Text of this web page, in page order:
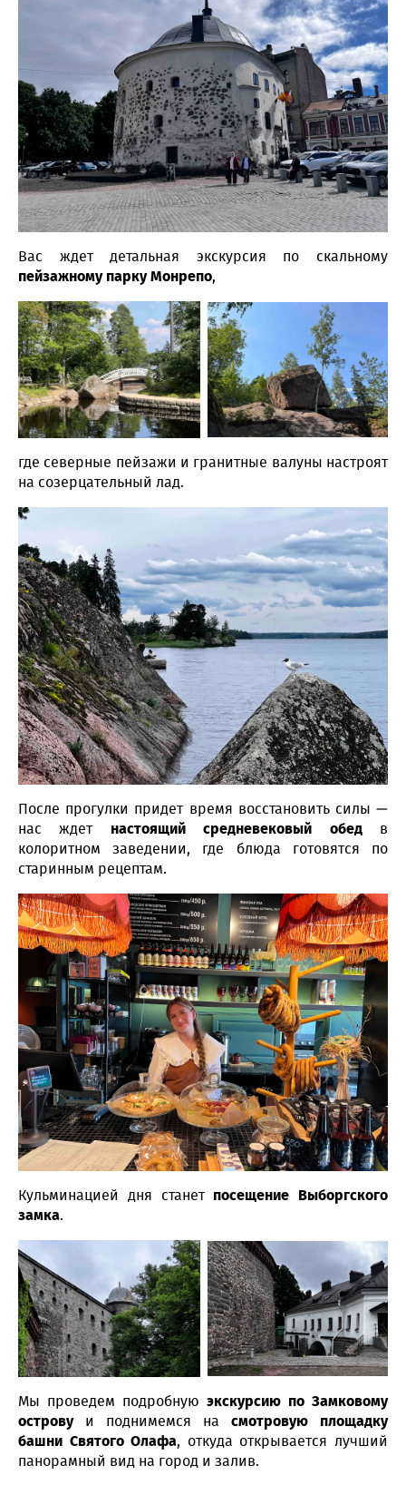
Вас ждет детальная экскурсия по скальному
пейзажному парку Монрепо,
где северные пейзажи и гранитные валуны настроят
на созерцательный лад.
После прогулки придет время восстановить силы —
нас ждет настоящий средневековый обедв
колоритном заведении, где блюда готовятся по
старинным рецептам.
Кульминацией дня станет посещение Выборгского
замка.
Мы проведем подробную экскурсию по Замковому
островуи поднимемся на смотровую площадку
башни Святого Олафа, откуда открывается лучший
панорамный вид на город и залив.